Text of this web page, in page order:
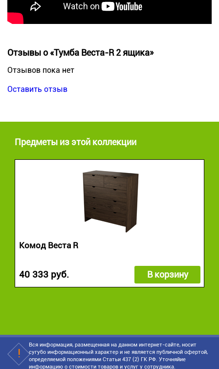
Отзывы о «Тумба Веста-R 2 ящика»
Отзывов пока нет
Оставить отзыв
Предметы из этой коллекции
Комод Веста R
40 333 руб. В корзину
Вся информация, размещенная на данном интернет-сайте, носит
сугубо информационный характер и не является публичной офертой,
определяемой положениями Статьи 437 (2) ГК РФ. Уточняйие
информацию о стоимости товаров и услуг у сотрудника.